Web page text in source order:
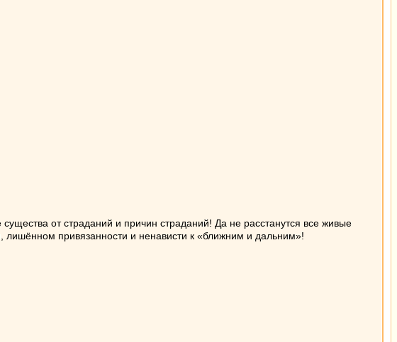
от страданий и причин страданий! Да не расстанутся все живые
лишённом привязанности и ненависти к «ближним и дальним»!